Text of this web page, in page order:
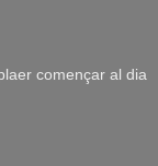
començar al dia